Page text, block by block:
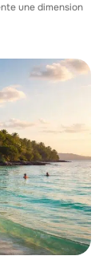
une dimension